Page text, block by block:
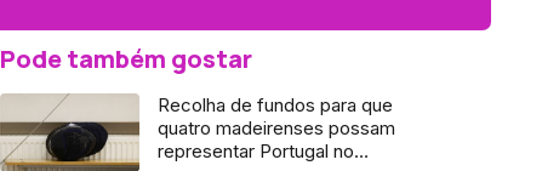
Pode também gostar
Recolha de fundos para que
quatro madeirenses possam
representar Portugal no